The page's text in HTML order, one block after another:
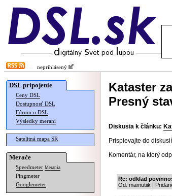
neprihlásený
DSL pripojenie
Ceny DSL
Dostupnosť DSL
Fórum o DSL
Výsledky meraní
Satelitná mapa SR
Merače
Speedmeter Merania
Pingmeter
Googlemeter
Kataster
Presný
Diskusia k článku:
Prispievajte do
Komentár, na ktorý
Re: odklad
Od: mamutiik |